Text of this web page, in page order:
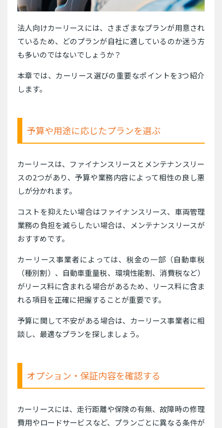
法人向けカーリースには、さまざまなプランが用意され
ているため、どのプランが自社に適しているのか迷う方
も多いのではないでしょうか？
本章では、カーリース選びの重要なポイントを3つ紹介
します。
予算や用途に応じたプランを選ぶ
カーリースは、ファイナンスリースとメンテナンスリー
スの2つがあり、予算や業務内容によって相性の良し悪
しが分かれます。
コストを抑えたい場合はファイナンスリース、車両管理
業務の負担を減らしたい場合は、メンテナンスリースが
おすすめです。
カーリース事業者によっては、税金の一部（自動車税
（種別割）、自動車重量税、環境性能割、消費税など）
がリース料に含まれる場合があるため、リース料に含ま
れる項目を正確に把握することが重要です。
予算に関して不安がある場合は、カーリース事業者に相
談し、最適なプランを探しましょう。
オプション・保証内容を確認する
カーリースには、走行距離や保険の有無、故障時の修理
費用やロードサービスなど、プランごとに異なる条件が